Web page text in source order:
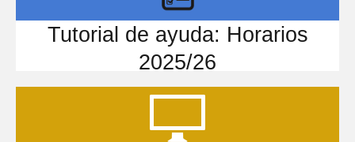
Tutorial de ayuda: Horarios
2025/26